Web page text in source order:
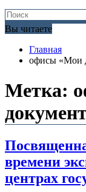
Вы читаете
Главная
офисы «Мои
Метка:
времени
центрах